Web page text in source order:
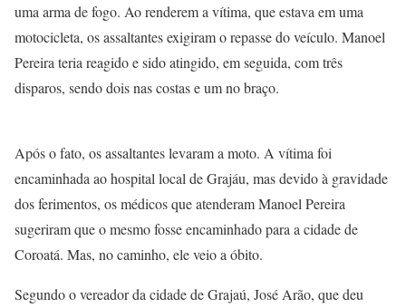
uma arma de fogo. Ao renderem a vítima, que estava em uma
motocicleta, os assaltantes exigiram o repasse do veículo. Manoel
Pereira teria reagido e sido atingido, em seguida, com três
disparos, sendo dois nas costas e um no braço.
Após o fato, os assaltantes levaram a moto. A vítima foi
encaminhada ao hospital local de Grajáu, mas devido à gravidade
dos ferimentos, os médicos que atenderam Manoel Pereira
sugeriram que o mesmo fosse encaminhado para a cidade de
Coroatá. Mas, no caminho, ele veio a óbito.
Segundo o vereador da cidade de Grajaú, José Arão, que deu